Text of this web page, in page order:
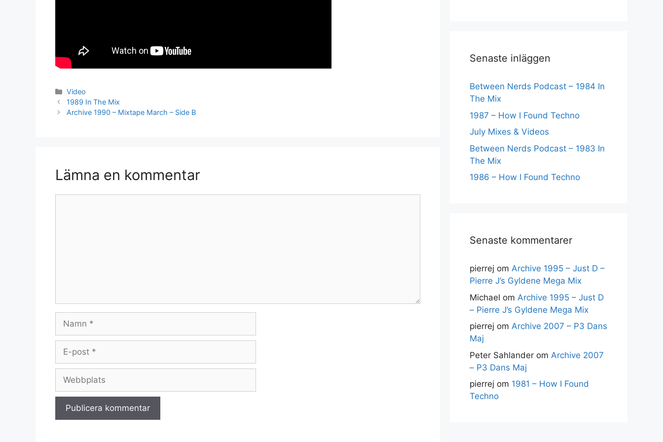
Kategorier
Video
1989 In The Mix
Archive 1990 – Mixtape March – Side B
Lämna en kommentar
Namn
Webbplats
Senaste inläggen
Between Nerds Podcast – 1984 In
The Mix
1987 – How I Found Techno
July Mixes & Videos
Between Nerds Podcast – 1983 In
The Mix
1986 – How I Found Techno
Senaste kommentarer
pierrej om Archive 1995 – Just D –
Pierre J’s Gyldene Mega Mix
Michael om Archive 1995 – Just D
– Pierre J’s Gyldene Mega Mix
pierrej om Archive 2007 – P3 Dans
Maj
Peter Sahlander om Archive 2007
– P3 Dans Maj
pierrej om 1981 – How I Found
Techno